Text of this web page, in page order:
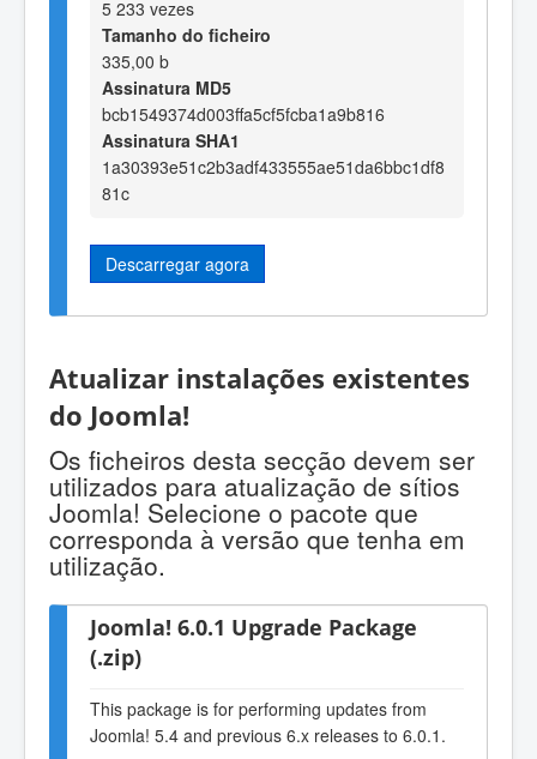
5 233 vezes
Tamanho do ficheiro
335,00 b
Assinatura MD5
bcb1549374d003ffa5cf5fcba1a9b816
Assinatura SHA1
1a30393e51c2b3adf433555ae51da6bbc1df8
81c
Descarregar agora
Atualizar instalações existentes
do Joomla!
Os ficheiros desta secção devem ser
utilizados para atualização de sítios
Joomla! Selecione o pacote que
corresponda à versão que tenha em
utilização.
Joomla! 6.0.1 Upgrade Package
(.zip)
This package is for performing updates from
Joomla! 5.4 and previous 6.x releases to 6.0.1.